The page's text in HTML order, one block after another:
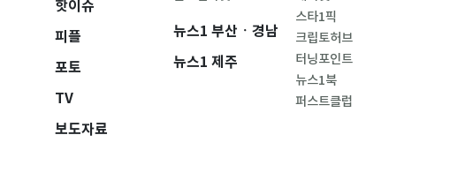
핫이슈
피플
포토
TV
보도자료
뉴스1 부산ㆍ경남
뉴스1 제주
스타1픽
크립토허브
터닝포인트
뉴스1북
퍼스트클럽